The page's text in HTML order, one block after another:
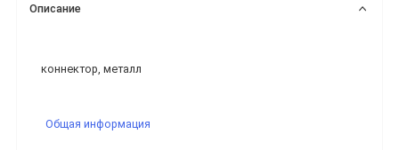
Описание
коннектор, металл
Общая информация